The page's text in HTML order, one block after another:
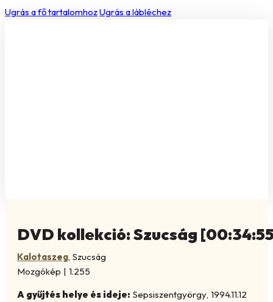
Ugrás a fő tartalomhozUgrás a lábléchez
DVD kollekció: Szucság
Kalotaszeg, Szucság
Mozgókép | 1.255
A gyűjtés helye és ideje: Sepsiszentgyörgy, 1994.11.12